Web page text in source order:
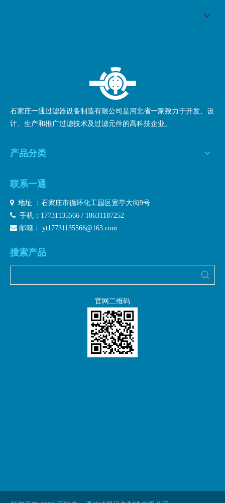
石家庄一通过滤器设备制造有限公司是河北省一家致力于开发、设
计、生产和推广过滤技术及过滤元件的高科技企业。
产品分类
联系一通
 地址 ：石家庄市循环化工园区宽亭大街9号
 手机：17731135566 / 18631187252
 邮箱： yt17731135566@163.com
搜索产品
官网二维码